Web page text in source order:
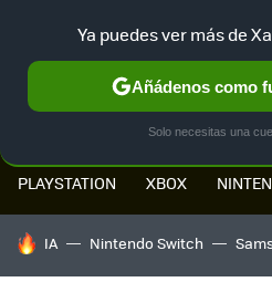
PLAYSTATION XBOX
HOY SE HABLA DE
IA Nintendo Switch
Ya puedes ver más de
Añádenos como
Solo necesitas una